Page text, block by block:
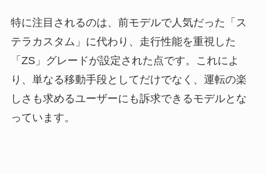
特に注目されるのは、前モデルで人気だった「ス
テラカスタム」に代わり、走行性能を重視した
「ZS」グレードが設定された点です。これによ
り、単なる移動手段としてだけでなく、運転の楽
しさも求めるユーザーにも訴求できるモデルとな
っています。